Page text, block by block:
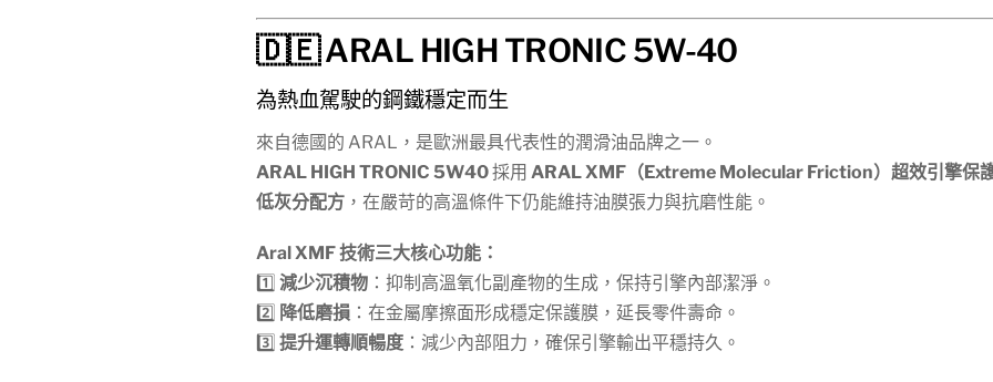
🇩🇪 ARAL HIGH TRONIC 5W-40
為熱血駕駛的鋼鐵穩定而生
來自德國的 ARAL，是歐洲最具代表性的潤滑油品牌之一。
ARAL HIGH TRONIC 5W40採用 ARAL XMF（Extreme Molecular Friction）超效引擎保
低灰分配方 ，在嚴苛的高溫條件下仍能維持油膜張力與抗磨性能。
Aral XMF 技術三大核心功能：
1️⃣減少沉積物 ：抑制高溫氧化副產物的生成，保持引擎內部潔淨。
2️⃣ 降低磨損 ：在金屬摩擦面形成穩定保護膜，延長零件壽命。
3️⃣提升運轉順暢度 ：減少內部阻力，確保引擎輸出平穩持久。